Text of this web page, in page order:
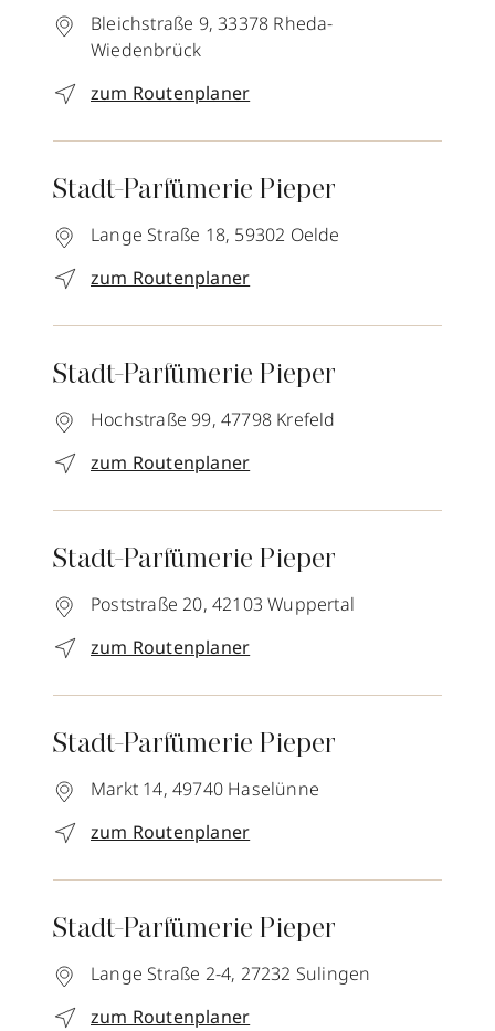
Bleichstraße 9, 33378 Rheda-
Wiedenbrück
zum Routenplaner
Stadt-Parfümerie Pieper
Lange Straße 18, 59302 Oelde
zum Routenplaner
Stadt-Parfümerie Pieper
Hochstraße 99, 47798 Krefeld
zum Routenplaner
Stadt-Parfümerie Pieper
Poststraße 20, 42103 Wuppertal
zum Routenplaner
Stadt-Parfümerie Pieper
Markt 14, 49740 Haselünne
zum Routenplaner
Stadt-Parfümerie Pieper
Lange Straße 2-4, 27232 Sulingen
zum Routenplaner